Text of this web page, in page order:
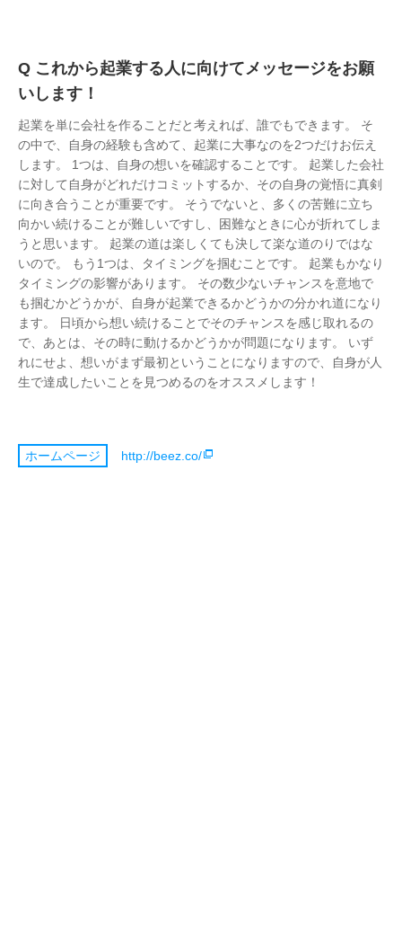
これから起業する人に向けてメッセージをお願
いします！
起業を単に会社を作ることだと考えれば、誰でもできます。 そ
の中で、自身の経験も含めて、起業に大事なのを2つだけお伝え
します。 1つは、自身の想いを確認することです。 起業した会社
に対して自身がどれだけコミットするか、その自身の覚悟に真剣
に向き合うことが重要です。 そうでないと、多くの苦難に立ち
向かい続けることが難しいですし、困難なときに心が折れてしま
うと思います。 起業の道は楽しくても決して楽な道のりではな
いので。 もう1つは、タイミングを掴むことです。 起業もかなり
タイミングの影響があります。 その数少ないチャンスを意地で
も掴むかどうかが、自身が起業できるかどうかの分かれ道になり
ます。 日頃から想い続けることでそのチャンスを感じ取れるの
で、あとは、その時に動けるかどうかが問題になります。 いず
れにせよ、想いがまず最初ということになりますので、自身が人
生で達成したいことを見つめるのをオススメします！
http://beez.co/